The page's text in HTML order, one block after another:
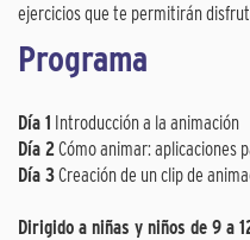
ejercicios que te permitirán
Programa
Día 1 Introducción a la animación
Día 2Cómo animar: aplicaciones
Día 3Creación de un clip de
Dirigido a niñas y niños de 9 a